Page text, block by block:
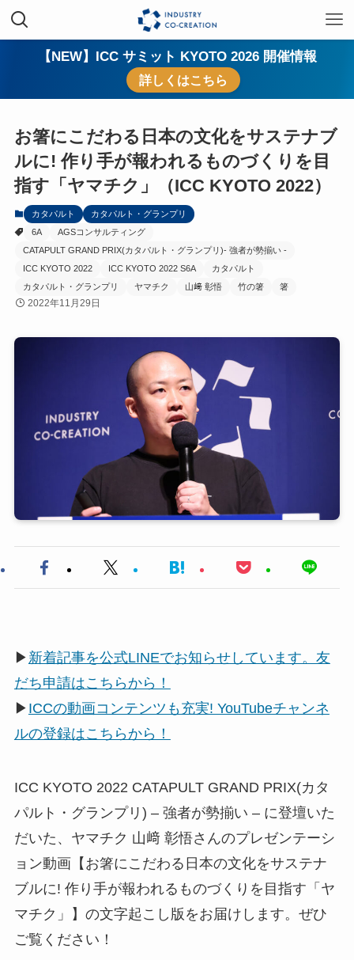
【NEW】ICC サミット KYOTO 2026 開催情報
詳しくはこちら
お箸にこだわる日本の文化をサステナブ
ルに! 作り手が報われるものづくりを目
指す「ヤマチク」（ICC KYOTO 2022）
カタパルト
カタパルト・グランプリ
6A
AGSコンサルティング
CATAPULT GRAND PRIX(カタパルト・グランプリ)- 強者が勢揃い -
ICC KYOTO 2022
ICC KYOTO 2022 S6A
カタパルト
カタパルト・グランプリ
ヤマチク 山﨑 彰悟 竹の箸 箸
2022年11月29日
▶ 新着記事を公式LINEでお知らせしています。友
だち申請はこちらから！
▶ ICCの動画コンテンツも充実! YouTubeチャンネ
ルの登録はこちらから！
ICC KYOTO 2022 CATAPULT GRAND PRIX(カタ
パルト・グランプリ) – 強者が勢揃い – に登壇いた
だいた、ヤマチク 山﨑 彰悟さんのプレゼンテーシ
ョン動画【お箸にこだわる日本の文化をサステナ
ブルに! 作り手が報われるものづくりを目指す「ヤ
マチク」】の文字起こし版をお届けします。ぜひ
ご覧ください！